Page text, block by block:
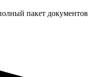
пакет документов